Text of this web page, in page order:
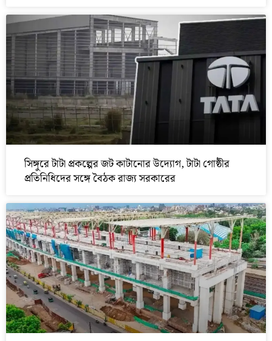
সিঙ্গুরে টাটা প্রকল্পের জট কাটানোর উদ্যোগ, টাটা গোষ্ঠীর
প্রতিনিধিদের সঙ্গে বৈঠক রাজ্য সরকারের